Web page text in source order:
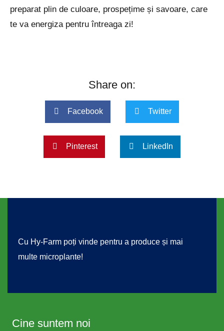
preparat plin de culoare, prospețime și savoare, care
te va energiza pentru întreaga zi!
Share on:
Facebook Twitter
Pinterest LinkedIn
Cu Hy-Farm poți vinde pentru a produce și mai
multe microplante!
Cine suntem noi